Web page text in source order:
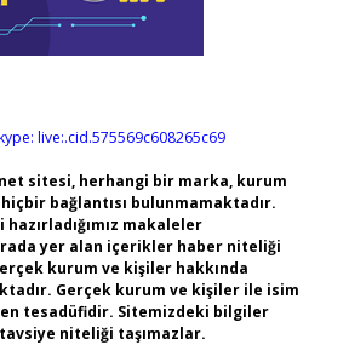
live:.cid.575569c608265c69
sitesi, herhangi bir marka, kurum
bağlantısı bulunmamaktadır.
makaleler
yer alan içerikler haber niteliği
kurum ve kişiler hakkında
Gerçek kurum ve kişiler ile isim
tesadüfidir. Sitemizdeki bilgiler
niteliği taşımazlar.